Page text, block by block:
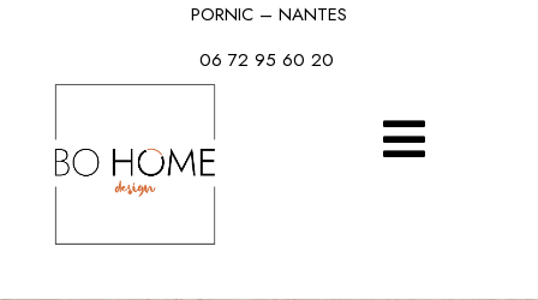
PORNIC – NANTES
06 72 95 60 20